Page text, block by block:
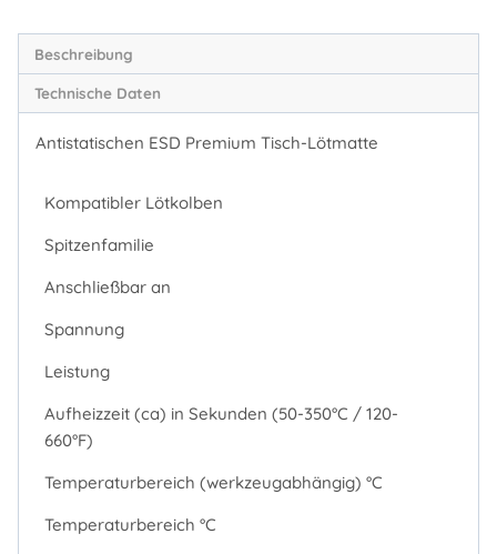
Beschreibung
Technische Daten
Antistatischen ESD Premium Tisch-Lötmatte
Kompatibler Lötkolben
Spitzenfamilie
Anschließbar an
Spannung
Leistung
Aufheizzeit (ca) in Sekunden (50-350°C / 120-
660°F)
Temperaturbereich (werkzeugabhängig) °C
Temperaturbereich °C